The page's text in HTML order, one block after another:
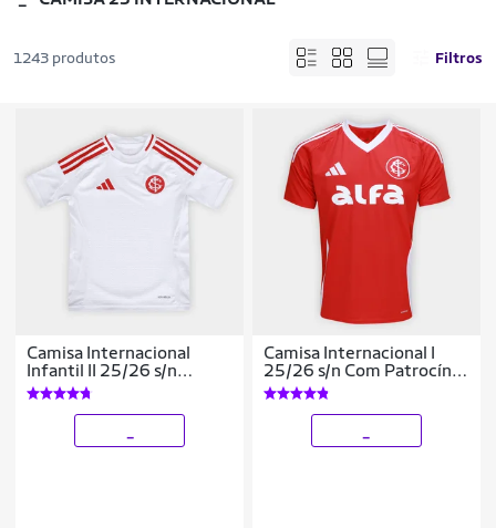
1243 produtos Filtros
Camisa Internacional
Infantil II 25/26 s/n
Torcedor Adidas
Camisa Internacional I
25/26 s/n Com Patrocínio
Torcedor Adidas
Masculina